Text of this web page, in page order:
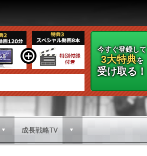
今すぐ登録して
3大特典を
受け取る！
d 成長戦略TV d